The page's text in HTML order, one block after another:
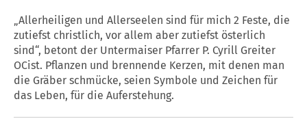
„Allerheiligen und Allerseelen sind für mich 2 Feste, die
zutiefst christlich, vor allem aber zutiefst österlich
sind“, betont der Untermaiser Pfarrer P. Cyrill Greiter
OCist. Pflanzen und brennende Kerzen, mit denen man
die Gräber schmücke, seien Symbole und Zeichen für
das Leben, für die Auferstehung.